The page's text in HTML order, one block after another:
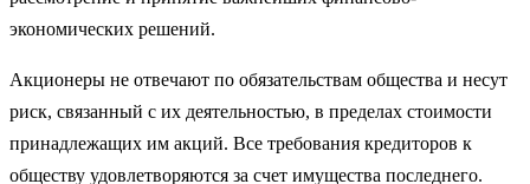
экономических решений.
Акционеры не отвечают по обязательствам общества и несут
риск, связанный с их деятельностью, в пределах стоимости
при­надлежащих им акций. Все требования кредиторов к
обществу удовлетворяются за счет имущества последнего.